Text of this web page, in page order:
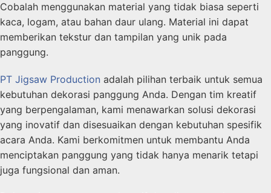
Cobalah menggunakan material yang tidak biasa seperti
kaca, logam, atau bahan daur ulang. Material ini dapat
memberikan tekstur dan tampilan yang unik pada
panggung.
PT Jigsaw Production adalah pilihan terbaik untuk semua
kebutuhan dekorasi panggung Anda. Dengan tim kreatif
yang berpengalaman, kami menawarkan solusi dekorasi
yang inovatif dan disesuaikan dengan kebutuhan spesifik
acara Anda. Kami berkomitmen untuk membantu Anda
menciptakan panggung yang tidak hanya menarik tetapi
juga fungsional dan aman.